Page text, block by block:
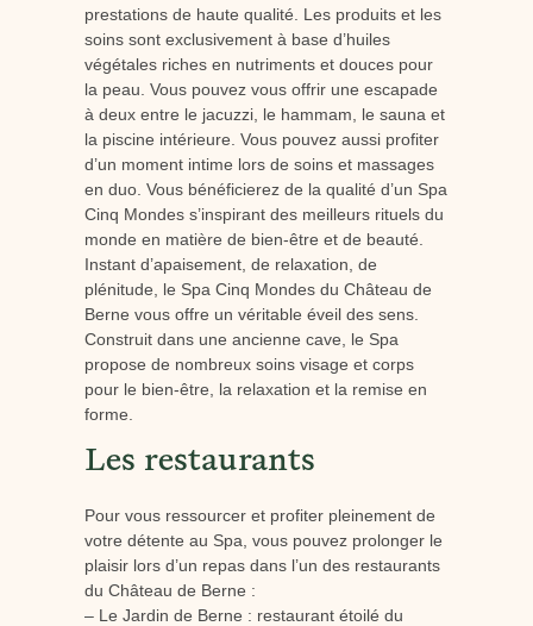
prestations de haute qualité. Les produits et les
soins sont exclusivement à base d’huiles
végétales riches en nutriments et douces pour
la peau. Vous pouvez vous offrir une escapade
à deux entre le jacuzzi, le hammam, le sauna et
la piscine intérieure. Vous pouvez aussi profiter
d’un moment intime lors de soins et massages
en duo. Vous bénéficierez de la qualité d’un Spa
Cinq Mondes s’inspirant des meilleurs rituels du
monde en matière de bien-être et de beauté.
Instant d’apaisement, de relaxation, de
plénitude, le Spa Cinq Mondes du Château de
Berne vous offre un véritable éveil des sens.
Construit dans une ancienne cave, le Spa
propose de nombreux soins visage et corps
pour le bien-être, la relaxation et la remise en
forme.
Les restaurants
Pour vous ressourcer et profiter pleinement de
votre détente au Spa, vous pouvez prolonger le
plaisir lors d’un repas dans l’un des restaurants
du Château de Berne :
– Le Jardin de Berne : restaurant étoilé du